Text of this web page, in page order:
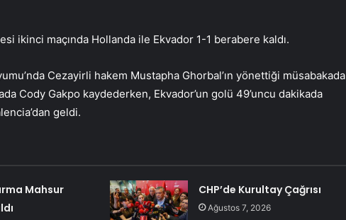
ikinci maçında Hollanda ile Ekvador 1-1 berabere kaldı.
Cezayirli hakem Mustapha Ghorbal’ın yönettiği müsabakada
Cody Gakpo kaydederken, Ekvador’un golü 49’uncu dakikada
geldi.
Mahsur
CHP’de Kurultay Çağrısı
Ağustos 7, 2026